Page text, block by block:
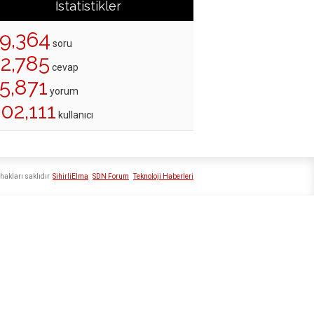
İstatistikler
soru
cevap
yorum
kullanıcı
SihirliElma SDN Forum Teknoloji Haberleri
saklıdır